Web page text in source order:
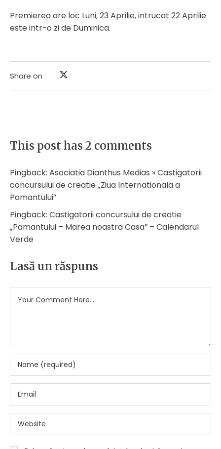
Premierea are loc Luni, 23 Aprilie, intrucat 22 Aprilie
este intr-o zi de Duminica.
Share on
This post has 2 comments
Pingback: Asociatia Dianthus Medias » Castigatorii
concursului de creatie „Ziua Internationala a
Pamantului”
Pingback: Castigatorii concursului de creatie
„Pamantului – Marea noastra Casa” – Calendarul
Verde
Lasă un răspuns